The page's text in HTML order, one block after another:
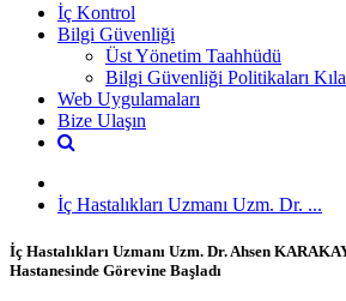
İç Kontrol
Bilgi Güvenliği
Üst Yönetim Taahhüdü
Bilgi Güvenliği Politikaları
Web Uygulamaları
Bize Ulaşın
İç Hastalıkları Uzmanı Uzm. Dr. ...
İç Hastalıkları Uzmanı Uzm. Dr. Ahsen
Hastanesinde Görevine Başladı